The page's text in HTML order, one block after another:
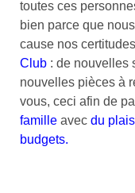
toutes ces
bien parce que
cause nos
Club : de nouvelles
nouvelles pièces à
vous, ceci afin de
famille avec du
budgets.